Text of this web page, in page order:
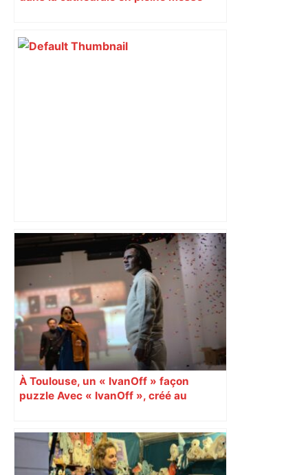
Direct. Top 14 – Perpignan – Toulouse :
l’Usap peut-elle faire chuter le
champion toulousain ? – Rugbyrama
À Toulouse, un « IvanOff » façon
puzzle Avec « IvanOff », créé au
l’auteur norvégien Fredrik Brattberg
revisitent la pièce de Tchekhov sur
fond de pandémie. Une déconstruction